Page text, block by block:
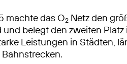
machte das O2 Netz den
belegt den zweiten
Leistungen in Städten,